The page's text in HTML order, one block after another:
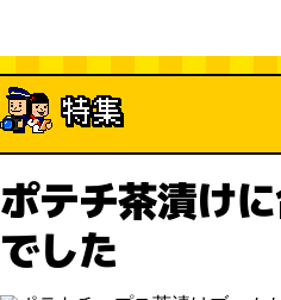
ポテチ茶漬け
でした